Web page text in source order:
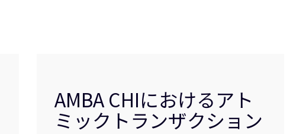
AMBA CHIにおけるアト
ミックトランザクション